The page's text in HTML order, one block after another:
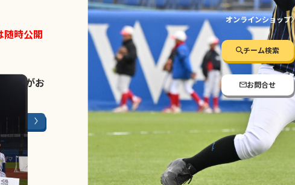
オンラインショップ
チーム検索
お問合せ
随時公開
がお
ちら